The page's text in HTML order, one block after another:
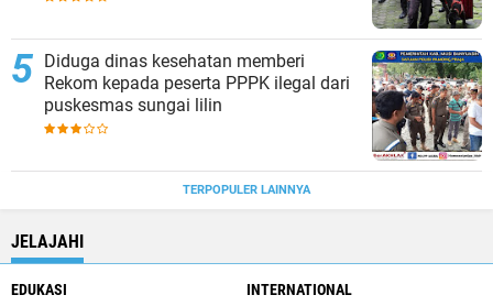
Diduga dinas kesehatan memberi
Rekom kepada peserta PPPK ilegal dari
puskesmas sungai lilin
TERPOPULER LAINNYA
JELAJAHI
EDUKASI INTERNATIONAL